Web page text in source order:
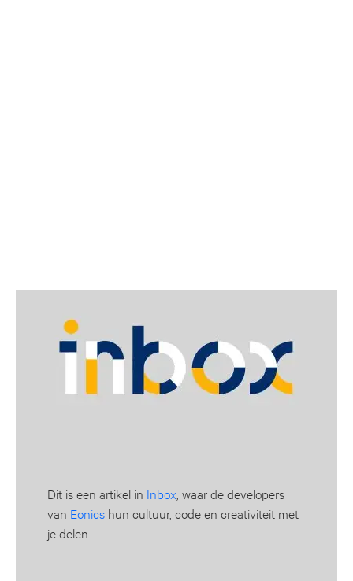
Dit is een artikel in Inbox , waar de developers
van Eonics hun cultuur, code en creativiteit met
je delen.